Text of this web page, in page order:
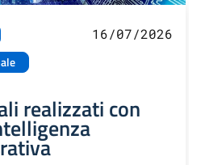
16/07/2026
realizzati con